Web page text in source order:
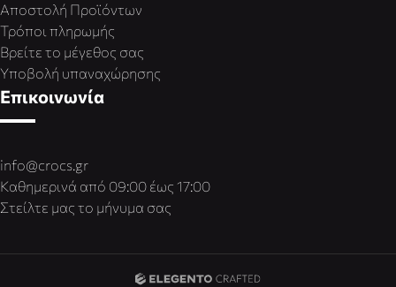
Αποστολή Προϊόντων
Τρόποι πληρωμής
Βρείτε το μέγεθος σας
Υποβολή υπαναχώρησης
Επικοινωνία
info@crocs.gr
Καθημερινά από 09:00 έως 17:00
Στείλτε μας το μήνυμα σας